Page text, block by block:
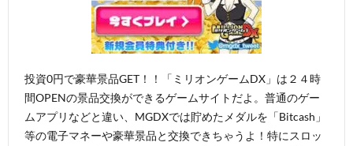
投資0円で豪華景品GET！！「ミリオンゲームDX」は２４時
間OPENの景品交換ができるゲームサイトだよ。普通のゲー
ムアプリなどと違い、MGDXでは貯めたメダルを「Bitcash」
等の電子マネーや豪華景品と交換できちゃうよ！特にスロッ